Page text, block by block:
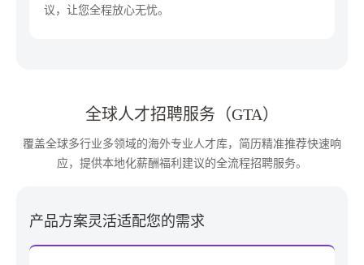
议，让您全程放心无忧。
全球人才招聘服务（GTA）
覆盖全球多行业多领域的海外专业人才库，简历精准推荐快速响
应，提供本地化薪酬福利建议的全流程招聘服务。
产品方案灵活适配您的需求